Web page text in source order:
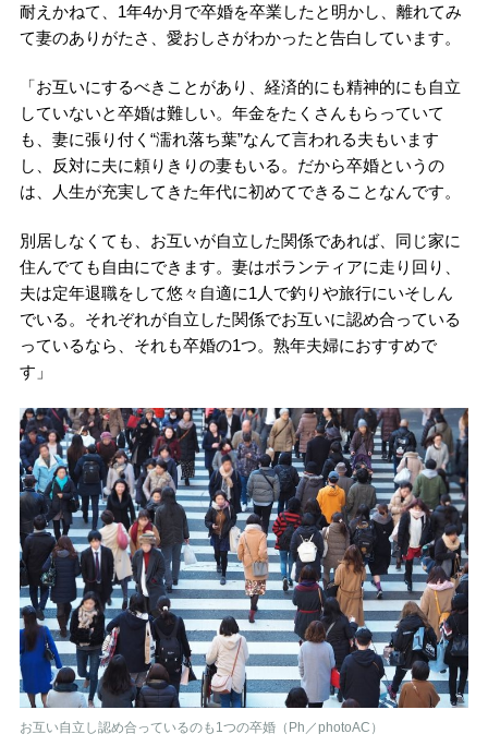
耐えかねて、1年4か月で卒婚を卒業したと明かし、離れてみ
て妻のありがたさ、愛おしさがわかったと告白しています。
「お互いにするべきことがあり、経済的にも精神的にも自立
していないと卒婚は難しい。年金をたくさんもらっていて
も、妻に張り付く“濡れ落ち葉”なんて言われる夫もいます
し、反対に夫に頼りきりの妻もいる。だから卒婚というの
は、人生が充実してきた年代に初めてできることなんです。
別居しなくても、お互いが自立した関係であれば、同じ家に
住んでても自由にできます。妻はボランティアに走り回り、
夫は定年退職をして悠々自適に1人で釣りや旅行にいそしん
でいる。それぞれが自立した関係でお互いに認め合っている
っているなら、それも卒婚の1つ。熟年夫婦におすすめで
す」
お互い自立し認め合っているのも1つの卒婚（Ph／photoAC）